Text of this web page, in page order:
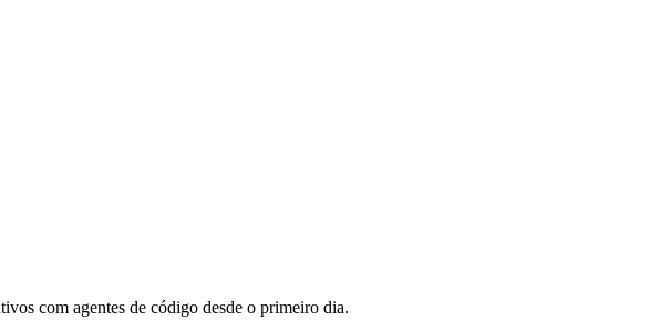
com agentes de código desde o primeiro dia.